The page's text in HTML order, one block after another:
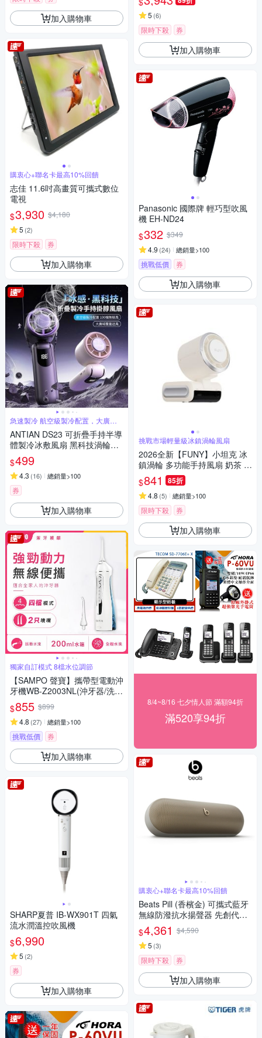
加入購物車
購衷心+聯名卡最高10%回饋
志佳 11.6吋高畫質可攜式數位
電視
$3,930 $4,180
5 (2)
限時下殺 券
加入購物車
急速製冷 航空級製冷配置，大廣域
覆蓋送風
ANTIAN DS23 可折疊手持半導
體製冷冰敷風扇 黑科技渦輪迷
你高速風扇 隨身掛脖風扇
$499
4.3 (16) 總銷量>100
券
加入購物車
獨家自訂模式 8檔水位調節
【SAMPO 聲寶】攜帶型電動沖
牙機WB-Z2003NL(沖牙器/洗牙
器/潔牙機/噴牙機/牙線機/沖齒
機/刷牙機)
$855 $899
4.8 (27) 總銷量>100
挑戰低價 券
加入購物車
SHARP夏普 IB-WX901T 四氣
流水潤溫控吹風機
$6,990
5 (2)
券
加入購物車
5 (6)
限時下殺 券
加入購物車
Panasonic 國際牌 輕巧型吹風
機 EH-ND24
$332 $349
4.9 (24) 總銷量>100
挑戰低價 券
加入購物車
挑戰市場輕量級冰鎮渦輪風扇
2026全新【FUNY】小坦克 冰
鎮渦輪 多功能手持風扇 奶茶 /
櫻粉 / 莫藍
$841 85折
4.8 (5) 總銷量>100
限時下殺 券
加入購物車
8/4~8/16 七夕情人節 滿額94折
滿520享94折
購衷心+聯名卡最高10%回饋
Beats Pill (香檳金) 可攜式藍牙
無線防潑抗水揚聲器 先創代理
apple保固
$4,361 $4,590
5 (3)
限時下殺 券
加入購物車